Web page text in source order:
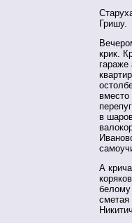
Гришу.
крик.
в
А
белому
сметая